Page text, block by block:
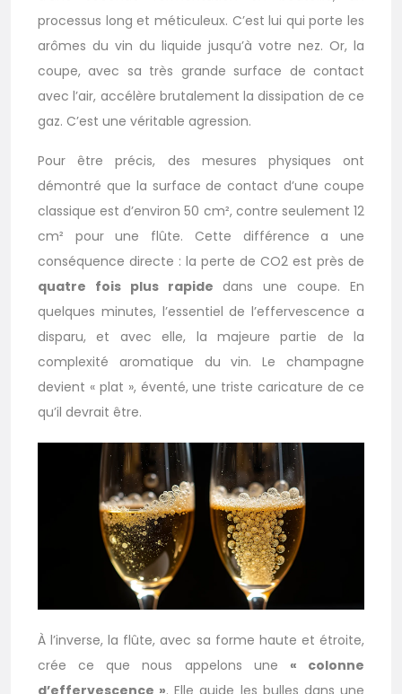
processus long et méticuleux. C’est lui qui porte les
arômes du vin du liquide jusqu’à votre nez. Or, la
coupe, avec sa très grande surface de contact
avec l’air, accélère brutalement la dissipation de ce
gaz. C’est une véritable agression.
Pour être précis, des mesures physiques ont
démontré que la surface de contact d’une coupe
classique est d’environ 50 cm², contre seulement 12
cm² pour une flûte. Cette différence a une
conséquence directe : la perte de CO2 est près de
quatre fois plus rapide dans une coupe. En
quelques minutes, l’essentiel de l’effervescence a
disparu, et avec elle, la majeure partie de la
complexité aromatique du vin. Le champagne
devient « plat », éventé, une triste caricature de ce
qu’il devrait être.
À l’inverse, la flûte, avec sa forme haute et étroite,
crée ce que nous appelons une « colonne